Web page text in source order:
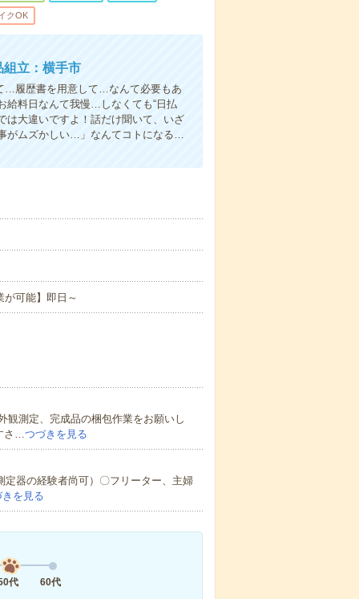
クOK
立：横手市
…履歴書を用意して…なんて必要もあ
給料日なんて我慢…しなくても“日払
は大違いですよ！話だけ聞いて、いざ
がムズかしい…」なんてコトになる…
可能】即日～
観測定、完成品の梱包作業をお願いし
さ…つづきを見る
定器の経験者尚可）〇フリーター、主婦
きを見る
代 60代